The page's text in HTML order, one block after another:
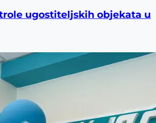
ugostiteljskih objekata u